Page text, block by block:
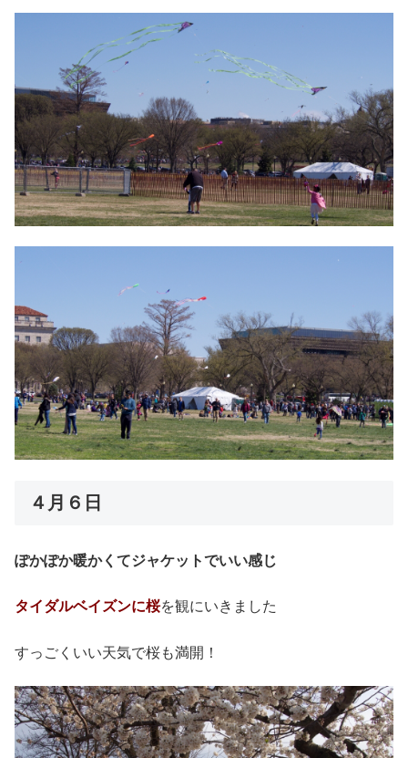
４月６日
ぽかぽか暖かくてジャケットでいい感じ
タイダルベイズンに桜を観にいきました
すっごくいい天気で桜も満開！